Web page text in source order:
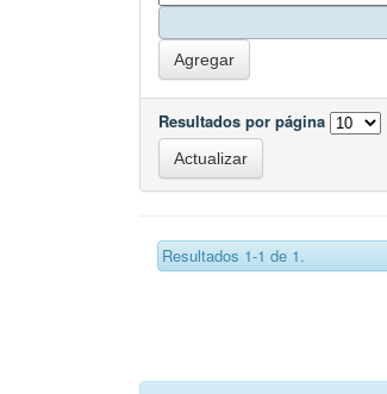
Resultados por página
Resultados 1-1 de 1.